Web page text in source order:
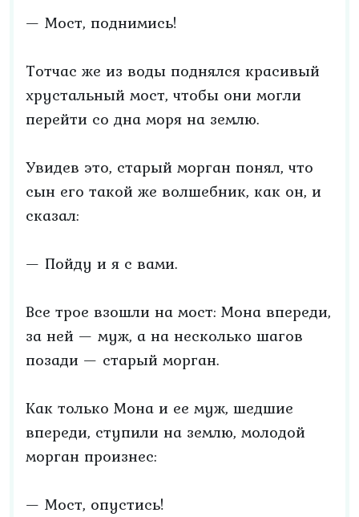
— Мост, поднимись!
Тотчас же из воды поднялся красивый
хрустальный мост, чтобы они могли
перейти со дна моря на землю.
Увидев это, старый морган понял, что
сын его такой же волшебник, как он, и
сказал:
— Пойду и я с вами.
Все трое взошли на мост: Мона впереди,
за ней — муж, а на несколько шагов
позади — старый морган.
Как только Мона и ее муж, шедшие
впереди, ступили на землю, молодой
морган произнес:
— Мост, опустись!